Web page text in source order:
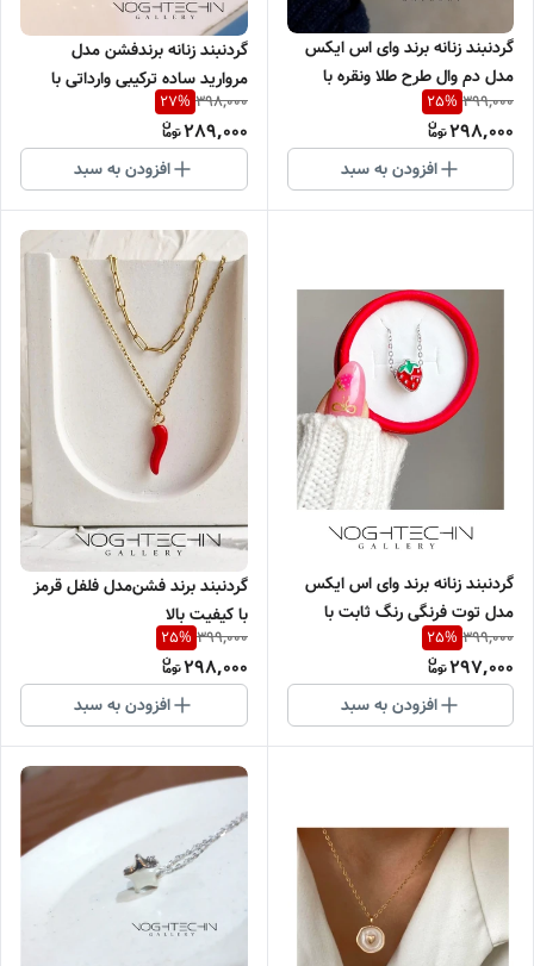
گردنبند زنانه برند وای اس ایکس
مدل دم وال طرح طلا ونقره با
کیفیت بالا
399,000
25%
298,000
افزودن به سبد
گردنبند زنانه برندفشن مدل
مروارید ساده ترکیبی وارداتی با
کیفیت بالا
398,000
27%
289,000
افزودن به سبد
گردنبند زنانه برند وای اس ایکس
مدل توت فرنگی رنگ ثابت با
کیفیت بالا
399,000
25%
297,000
افزودن به سبد
گردنبند برند فشن‌مدل فلفل قرمز
با کیفیت بالا
399,000
25%
298,000
افزودن به سبد